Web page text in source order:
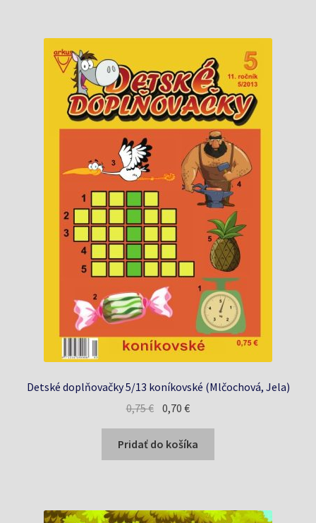
Detské doplňovačky 5/13 koníkovské (Mlčochová, Jela)
0,75€ Pôvodná
cena
bola:
0,75 €.
0,70€Aktuálna
cena
je:
0,70 €.
Pridať do košíka